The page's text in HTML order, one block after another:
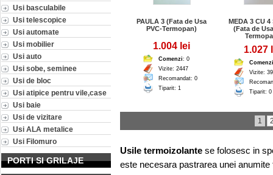
Usi basculabile
Usi telescopice
Usi automate
Usi mobilier
Usi auto
Usi sobe, seminee
Usi de bloc
Usi atipice pentru vile,case
Usi baie
Usi de vizitare
Usi ALA metalice
Usi Filomuro
PORTI SI GRILAJE
PAULA 3 (Fata de Usa
PVC-Termopan)
1.004 lei
Comenzi: 0
Vizite: 2447
Recomandat: 0
Tiparit: 1
MEDA 3 CU 4
(Fata de
1.027
Comenzi
Vizite:
Tiparit: 0
1
Usile termoizolante se folosesc in
este necesara pastrarea unei